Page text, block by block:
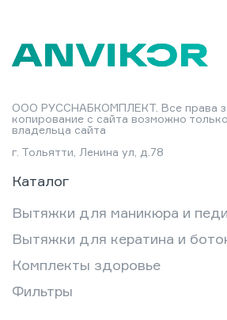
ООО РУССНАБКОМПЛЕКТ. Все права
копирование с сайта возможно
владельца сайта
г. Тольятти, Ленина ул, д.78
Каталог
Вытяжки для маникюра и
Вытяжки для кератина и
Комплекты здоровье
Фильтры